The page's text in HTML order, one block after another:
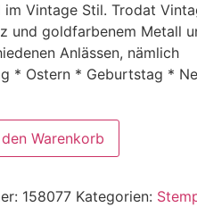
im Vintage Stil. Trodat
und goldfarbenem Metall
Anlässen, nämlich
* Ostern * Geburtstag *
Warenkorb
158077 Kategorien: